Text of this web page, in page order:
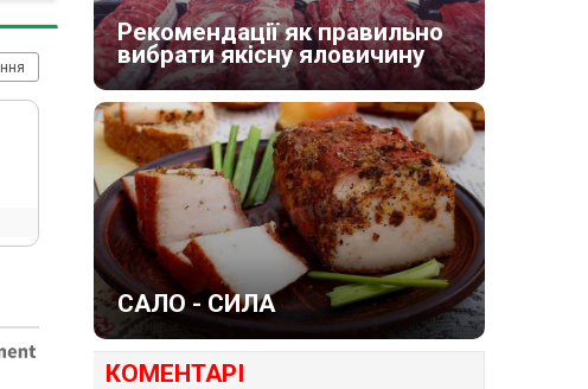
Рекомендації як правильно
вибрати якісну яловичину
САЛО - СИЛА
КОМЕНТАРІ